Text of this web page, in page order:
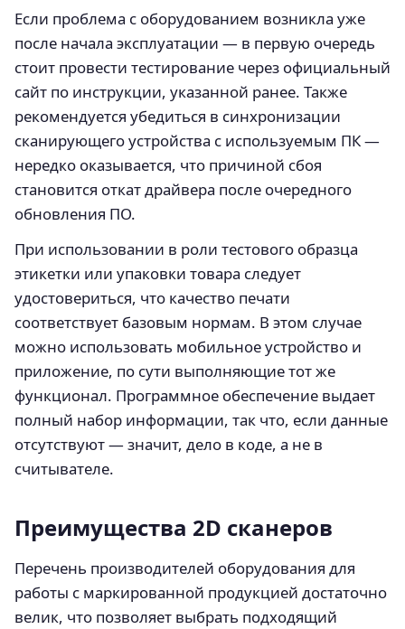
Если проблема с оборудованием возникла уже
после начала эксплуатации — в первую очередь
стоит провести тестирование через официальный
сайт по инструкции, указанной ранее. Также
рекомендуется убедиться в синхронизации
сканирующего устройства с используемым ПК —
нередко оказывается, что причиной сбоя
становится откат драйвера после очередного
обновления ПО.
При использовании в роли тестового образца
этикетки или упаковки товара следует
удостовериться, что качество печати
соответствует базовым нормам. В этом случае
можно использовать мобильное устройство и
приложение, по сути выполняющие тот же
функционал. Программное обеспечение выдает
полный набор информации, так что, если данные
отсутствуют — значит, дело в коде, а не в
считывателе.
Преимущества 2D сканеров
Перечень производителей оборудования для
работы с маркированной продукцией достаточно
велик, что позволяет выбрать подходящий